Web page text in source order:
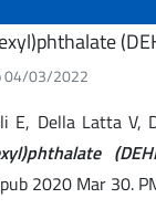
04/03/2022
Della Latta V,
2020 Mar 30.